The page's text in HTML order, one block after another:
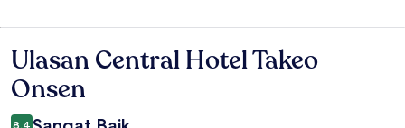
Ulasan
Ulasan Central Hotel Takeo
Onsen
8,4